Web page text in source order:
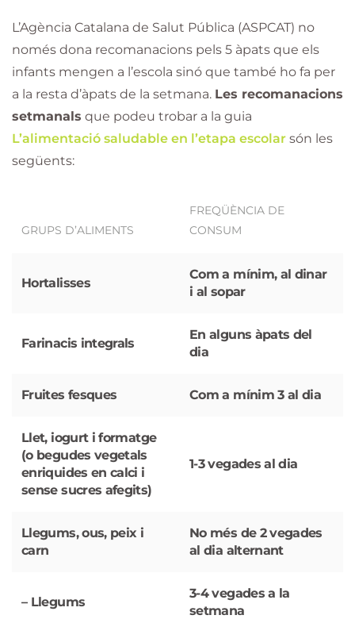
L’Agència Catalana de Salut Pública (ASPCAT) no
només dona recomanacions pels 5 àpats que els
infants mengen a l’escola sinó que també ho fa per
a la resta d’àpats de la setmana. Les recomanacions
setmanals que podeu trobar a la guia
L’alimentació saludable en l’etapa escolar són les
següents:
GRUPS D’ALIMENTS
FREQÜÈNCIA DE
CONSUM
Hortalisses
Com a mínim, al dinar
i al sopar
Farinacis integrals
En alguns àpats del
dia
Fruites fesques Com a mínim 3 al dia
Llet, iogurt i formatge
(o begudes vegetals
enriquides en calci i
sense sucres afegits)
1-3 vegades al dia
Llegums, ous, peix i
carn
No més de 2 vegades
al dia alternant
– Llegums
3-4 vegades a la
setmana